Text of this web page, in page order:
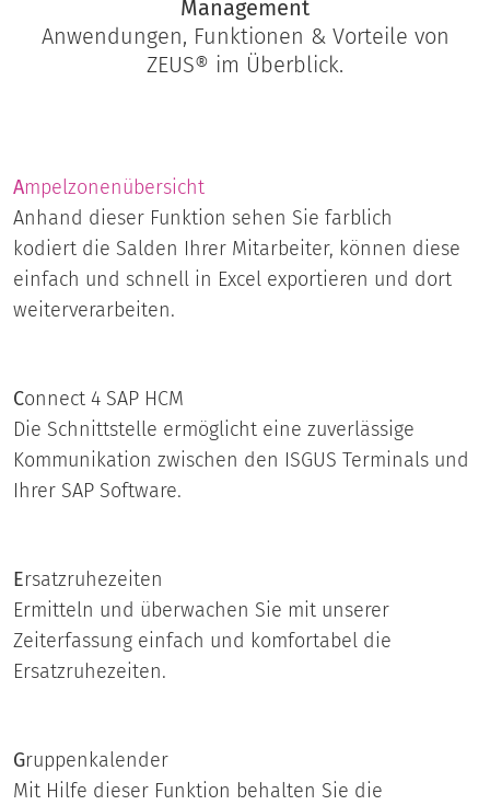
Management
Anwendungen, Funktionen & Vorteile von
ZEUS® im Überblick.
Ampelzonenübersicht
Anhand dieser Funktion sehen Sie farblich
kodiert die Salden Ihrer Mitarbeiter, können diese
einfach und schnell in Excel exportieren und dort
weiterverarbeiten.
Connect 4 SAP HCM
Die Schnittstelle ermöglicht eine zuverlässige
Kommunikation zwischen den ISGUS Terminals und
Ihrer SAP Software.
Ersatzruhezeiten
Ermitteln und überwachen Sie mit unserer
Zeiterfassung einfach und komfortabel die
Ersatzruhezeiten.
Gruppenkalender
Mit Hilfe dieser Funktion behalten Sie die